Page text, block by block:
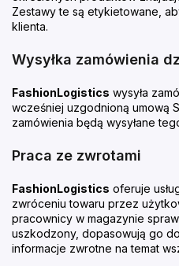
Zestawy te są etykietowane,
klienta.
Wysyłka zamówienia
FashionLogistics wysyła
wcześniej uzgodnioną umową
zamówienia będą wysyłane
Praca ze zwrotami
FashionLogistics oferuje
zwróceniu towaru przez
pracownicy w magazynie
uszkodzony, dopasowują go
informacje zwrotne na temat